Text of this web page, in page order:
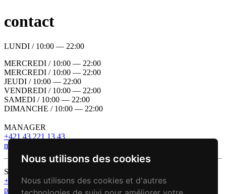
Nous utilisons des cookies
Nous utilisons des cookies et d'autres
contact
LUNDI / 10:00 — 22:00
MERCREDI / 10:00 — 22:00
MERCREDI / 10:00 — 22:00
JEUDI / 10:00 — 22:00
VENDREDI / 10:00 — 22:00
SAMEDI / 10:00 — 22:00
DIMANCHE / 10:00 — 22:00
MANAGER
+421 43 221 13 43
manager@zbojnickakoliba.eu
SPA & Wellness
+421 43 221 13 43
penzion@zbojnickakoliba.eu